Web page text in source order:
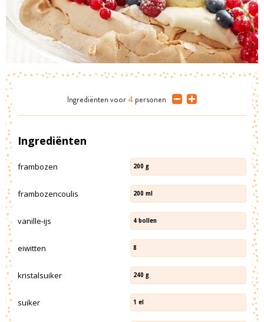
Ingrediënten voor 4 personen
Ingrediënten
frambozen 200 g
frambozencoulis 200 ml
vanille-ijs 4 bollen
eiwitten 8
kristalsuiker 240 g
suiker 1 el